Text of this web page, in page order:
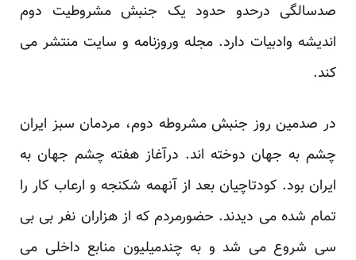
صدسالگی درحدو حدود یک جنبش مشروطیت دوم
اندیشه وادبیات دارد. مجله وروزنامه و سایت منتشر می
کند.
در صدمین روز جنبش مشروطه دوم، مردمان سبز ایران
چشم به جهان دوخته اند. درآغاز هفته چشم جهان به
ایران بود. کودتاچیان بعد از آنهمه شکنجه و ارعاب کار را
تمام شده می دیدند. حضورمردم که از هزاران نفر بی بی
سی شروع می شد و به چندمیلیون منابع داخلی می